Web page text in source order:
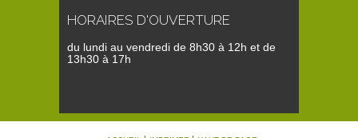
HORAIRES D'OUVERTURE
du lundi au vendredi de 8h30 à 12h et de
13h30 à 17h